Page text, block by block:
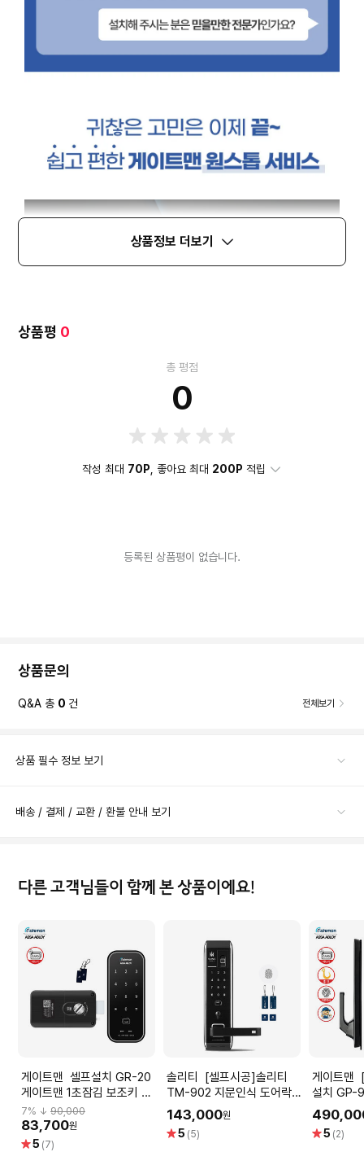
상품정보 더보기
상품평 0
총 평점
0
작성 최대 70P , 좋아요 최대 200P 적립
등록된 상품평이 없습니다.
상품문의
Q&A 총 0 건 전체보기
상품 필수 정보 보기
배송 / 결제 / 교환 / 환불 안내 보기
다른 고객님들이 함께 본 상품이에요!
게이트맨 셀프설치 GR-20
게이트맨 1초잠김 보조키 카
드키 디지털도어락
7% ↓ 90,000
83,700원
별5 (7)
솔리티 [셀프시공]솔리티
TM-902 지문인식 도어락
번호키
143,000원
별5 (5)
게이트맨 [비밀특가] A지역
설치 GP-
열림 지문
도어락
별5 (2)